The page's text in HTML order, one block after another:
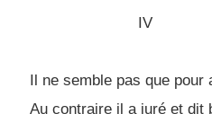
IV
Il ne semble pas que pour
Au contraire il a juré et dit